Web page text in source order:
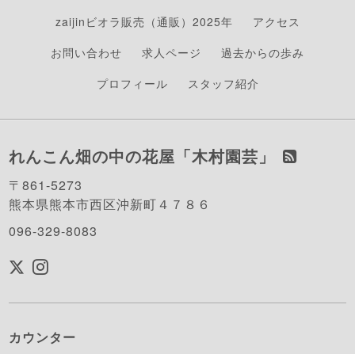
zaijinビオラ販売（通販）2025年
アクセス
お問い合わせ
求人ページ
過去からの歩み
プロフィール
スタッフ紹介
れんこん畑の中の花屋「木村園芸」
〒861-5273
熊本県熊本市西区沖新町４７８６
096-329-8083
カウンター